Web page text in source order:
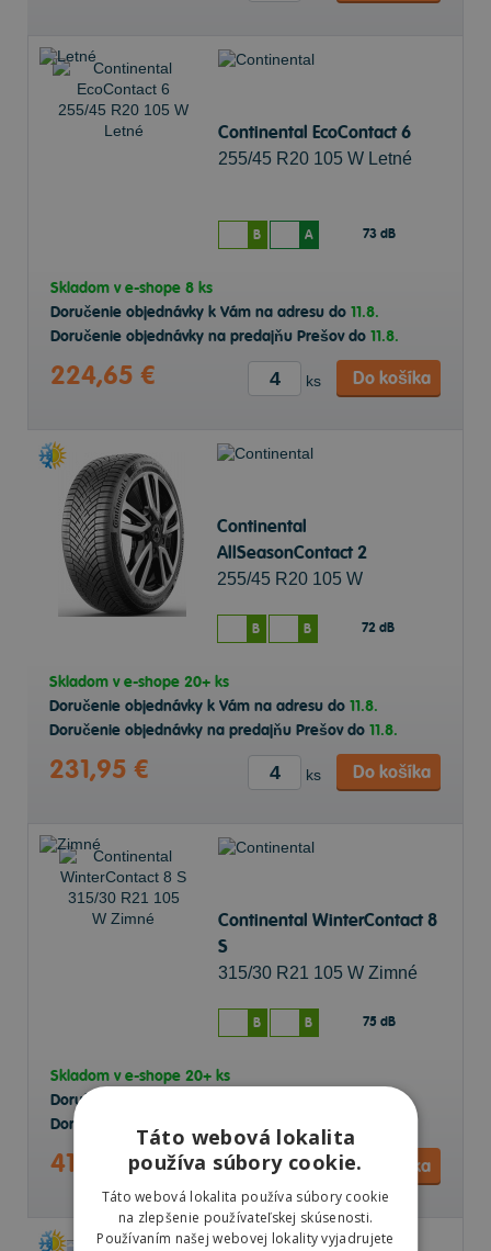
Continental EcoContact 6
255/45 R20 105 W Letné
B A 73 dB
Skladom ve-shope 8 ks
Doručenie objednávky k Vám na adresu do 11.8.
Doručenie objednávky na predajňu Prešov do 11.8.
224,65 € ks Do košíka
Continental
AllSeasonContact 2
255/45 R20 105 W
B B 72 dB
Skladom ve-shope 20+ ks
Doručenie objednávky k Vám na adresu do 11.8.
Doručenie objednávky na predajňu Prešov do 11.8.
231,95 € ks Do košíka
Continental WinterContact 8
S
315/30 R21 105 W Zimné
B B 75 dB
Skladom ve-shope 20+ ks
Doručenie objednávky k Vám na adresu do
Doručenie objednávky na predajňu Prešov do
417,86 € ks Do košíka
Táto webová lokalita
používa súbory cookie.
Táto webová lokalita používa súbory cookie
na zlepšenie používateľskej skúsenosti.
Používaním našej webovej lokality vyjadrujete